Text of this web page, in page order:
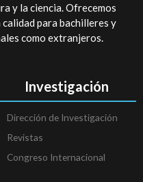
y la ciencia. Ofrecemos
para bachilleres y
como extranjeros.
Investigación
Dirección de Investigación
Revistas
Congreso Internacional